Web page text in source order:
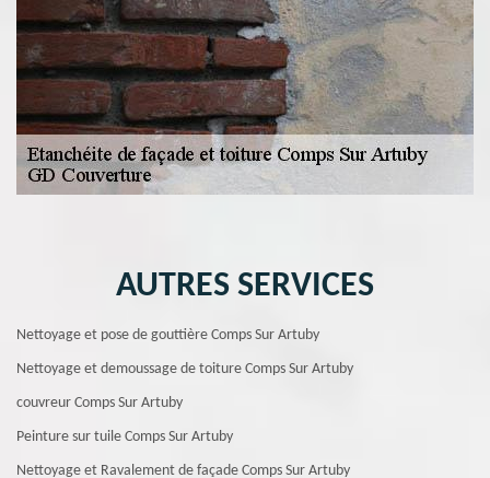
AUTRES SERVICES
Nettoyage et pose de gouttière Comps Sur Artuby
Nettoyage et demoussage de toiture Comps Sur Artuby
couvreur Comps Sur Artuby
Peinture sur tuile Comps Sur Artuby
Nettoyage et Ravalement de façade Comps Sur Artuby